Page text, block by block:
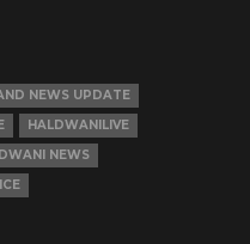
NEWS UPDATE
HALDWANILIVE
NEWS